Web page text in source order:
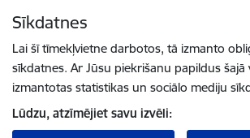
Sīkdatnes
Lai šī tīmekļvietne darbotos, tā izmanto
sīkdatnes. Ar Jūsu piekrišanu papildus
izmantotas statistikas un sociālo mediju
Lūdzu, atzīmējiet savu izvēli: